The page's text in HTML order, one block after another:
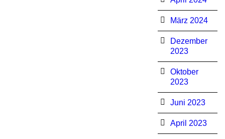
März 2024
Dezember
2023
Oktober
2023
Juni 2023
April 2023